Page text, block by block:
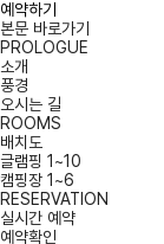
예약하기
본문 바로가기
PROLOGUE
소개
풍경
오시는 길
ROOMS
배치도
글램핑 1~10
캠핑장 1~6
RESERVATION
실시간 예약
예약확인